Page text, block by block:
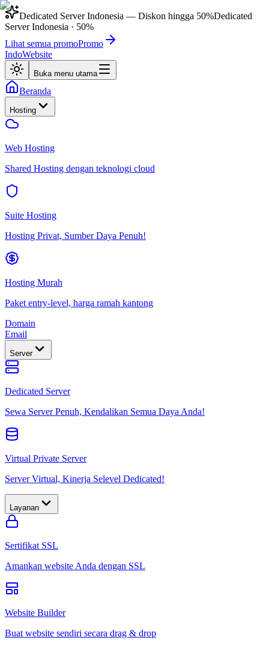
Dedicated Server Indonesia — Diskon hingga 50%Dedicated
Server Indonesia · 50%
Lihat semua promoPromo
IndoWebsite
Buka menu utama
Beranda
Hosting
Web Hosting
Shared Hosting dengan teknologi cloud
Suite Hosting
Hosting Privat, Sumber Daya Penuh!
Hosting Murah
Paket entry-level, harga ramah kantong
Domain
Email
Server
Dedicated Server
Sewa Server Penuh, Kendalikan Semua Daya Anda!
Virtual Private Server
Server Virtual, Kinerja Selevel Dedicated!
Layanan
Sertifikat SSL
Amankan website Anda dengan SSL
Website Builder
Buat website sendiri secara drag & drop